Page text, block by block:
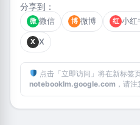
分享到：
微 微信 博 微博 红 小红
X X
点击「立即访问」将在新标签
notebooklm.google.com ，请